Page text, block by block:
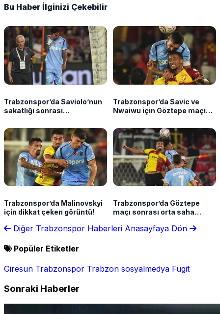
Bu Haber İlginizi Çekebilir
Trabzonspor’da Saviolo’nun
sakatlığı sonrası
Durumu takip ediliyor
Trabzonspor’da Savic ve
Nwaiwu için Göztepe maçı
Trabzonspor’da Malinovskyi
için dikkat çeken görüntü!
Trabzonspor’da Göztepe
maçı sonrası orta saha
Diğer Trabzonspor Haberleri Anasayfaya Dön
Popüler Etiketler
Giresun Trabzonspor Trabzon sosyalmedya Fugit
Sonraki Haberler